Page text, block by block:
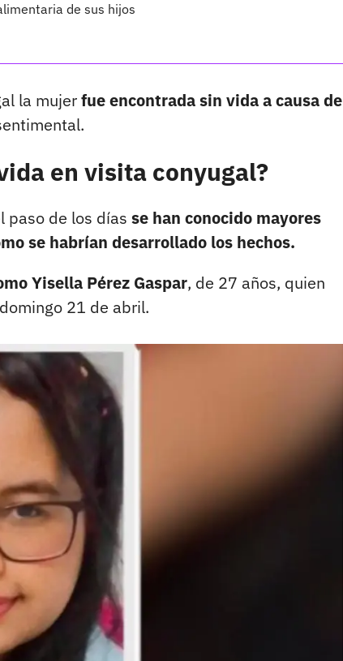
de sus hijos
la mujerfue encontrada sin vida a causa de
en visita conyugal?
paso de los días se han conocido mayores
se habrían desarrollado los hechos.
Yisella Pérez Gaspar, de 27 años, quien
21 de abril.